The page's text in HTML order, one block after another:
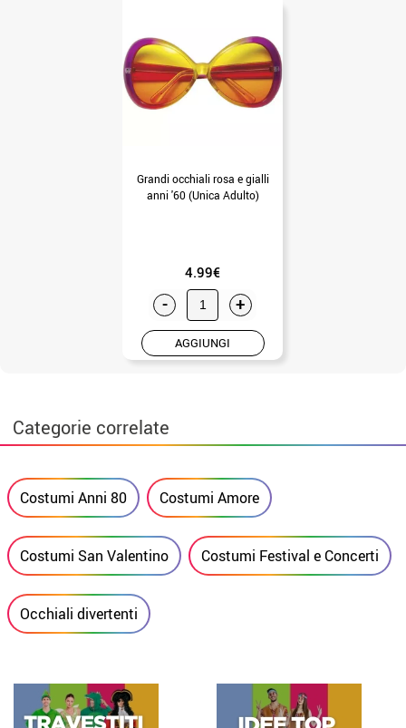
Grandi occhiali rosa e gialli
anni '60 (Unica Adulto)
4.99€
- +
AGGIUNGI
Categorie correlate
Costumi Anni 80 Costumi Amore
Costumi San Valentino Costumi Festival e Concerti
Occhiali divertenti